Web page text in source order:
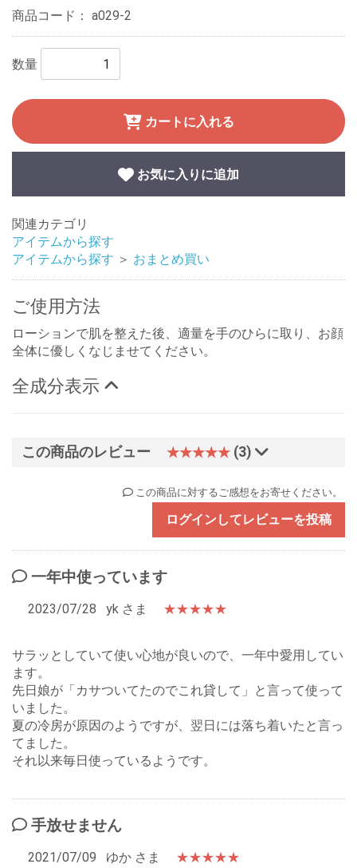
商品コード： a029-2
数量
カートに入れる
お気に入りに追加
関連カテゴリ
アイテムから探す
アイテムから探す ＞ おまとめ買い
ご使用方法
ローションで肌を整えた後、適量を手のひらに取り、お顔
全体に優しくなじませてください。
全成分表示
この商品のレビュー ★★★★★ (3)
この商品に対するご感想をお寄せください。
ログインしてレビューを投稿
一年中使っています
2023/07/28 yk さま ★★★★★
サラッとしていて使い心地が良いので、一年中愛用してい
ます。
先日娘が「カサついてたのでこれ貸して」と言って使って
いました。
夏の冷房が原因のようですが、翌日には落ち着いたと言っ
てました。
それ以来毎日使っているようです。
手放せません
2021/07/09 ゆか さま ★★★★★